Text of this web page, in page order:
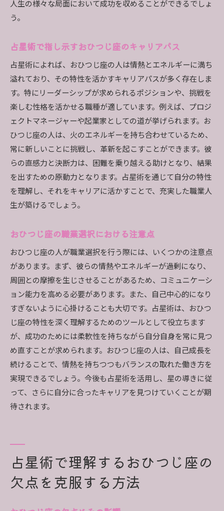
人生の様々な局面において成功を収めることができるでしょ
う。
占星術で指し示すおひつじ座のキャリアパス
占星術によれば、おひつじ座の人は情熱とエネルギーに満ち
溢れており、その特性を活かすキャリアパスが多く存在しま
す。特にリーダーシップが求められるポジションや、挑戦を
楽しむ性格を活かせる職種が適しています。例えば、プロジ
ェクトマネージャーや起業家としての道が挙げられます。お
ひつじ座の人は、火のエネルギーを持ち合わせているため、
常に新しいことに挑戦し、革新を起こすことができます。彼
らの直感力と決断力は、困難を乗り越える助けとなり、結果
を出すための原動力となります。占星術を通じて自分の特性
を理解し、それをキャリアに活かすことで、充実した職業人
生が築けるでしょう。
おひつじ座の職業選択における注意点
おひつじ座の人が職業選択を行う際には、いくつかの注意点
があります。まず、彼らの情熱やエネルギーが過剰になり、
周囲との摩擦を生じさせることがあるため、コミュニケーシ
ョン能力を高める必要があります。また、自己中心的になり
すぎないように心掛けることも大切です。占星術は、おひつ
じ座の特性を深く理解するためのツールとして役立ちます
が、成功のためには柔軟性を持ちながら自分自身を常に見つ
め直すことが求められます。おひつじ座の人は、自己成長を
続けることで、情熱を持ちつつもバランスの取れた働き方を
実現できるでしょう。今後も占星術を活用し、星の導きに従
って、さらに自分に合ったキャリアを見つけていくことが期
待されます。
占星術で理解するおひつじ座の
欠点を克服する方法